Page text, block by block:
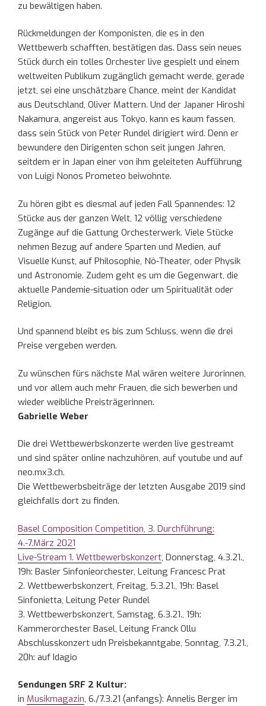
zu bewältigen haben.
Rückmeldungen der Komponisten, die es in den
Wettbewerb schafften, bestätigen das. Dass sein neues
Stück durch ein tolles Orchester live gespielt und einem
weltweiten Publikum zugänglich gemacht werde, gerade
jetzt, sei eine unschätzbare Chance, meint der Kandidat
aus Deutschland, Oliver Mattern. Und der Japaner Hiroshi
Nakamura, angereist aus Tokyo, kann es kaum fassen,
dass sein Stück von Peter Rundel dirigiert wird. Denn er
bewundere den Dirigenten schon seit jungen Jahren,
seitdem er in Japan einer von ihm geleiteten Aufführung
von Luigi Nonos Prometeo beiwohnte.
Zu hören gibt es diesmal auf jeden Fall Spannendes: 12
Stücke aus der ganzen Welt, 12 völlig verschiedene
Zugänge auf die Gattung Orchesterwerk. Viele Stücke
nehmen Bezug auf andere Sparten und Medien, auf
Visuelle Kunst, auf Philosophie, Nô-Theater, oder Physik
und Astronomie. Zudem geht es um die Gegenwart, die
aktuelle Pandemie-situation oder um Spiritualität oder
Religion.
Und spannend bleibt es bis zum Schluss, wenn die drei
Preise vergeben werden.
Zu wünschen fürs nächste Mal wären weitere Jurorinnen,
und vor allem auch mehr Frauen, die sich bewerben und
wieder weibliche Preisträgerinnen.
Gabrielle Weber
Die drei Wettbewerbskonzerte werden live gestreamt
und sind später online nachzuhören, auf youtube und auf
neo.mx3.ch.
Die Wettbewerbsbeiträge der letzten Ausgabe 2019 sind
gleichfalls dort zu finden.
Basel Composition Competition, 3. Durchführung:
4.-7.März 2021
Live-Stream 1. Wettbewerbskonzert, Donnerstag, 4.3.21.,
19h: Basler Sinfonieorchester, Leitung Francesc Prat
2. Wettbewerbskonzert, Freitag, 5.3.21., 19h: Basel
Sinfonietta, Leitung Peter Rundel
3. Wettbewerbskonzert, Samstag, 6.3.21., 19h:
Kammerorchester Basel, Leitung Franck Ollu
Abschlusskonzert udn Preisbekanntgabe, Sonntag, 7.3.21.,
20h: auf Idagio
Sendungen SRF 2 Kultur:
in Musikmagazin, 6./7.3.21 (anfangs): Annelis Berger im